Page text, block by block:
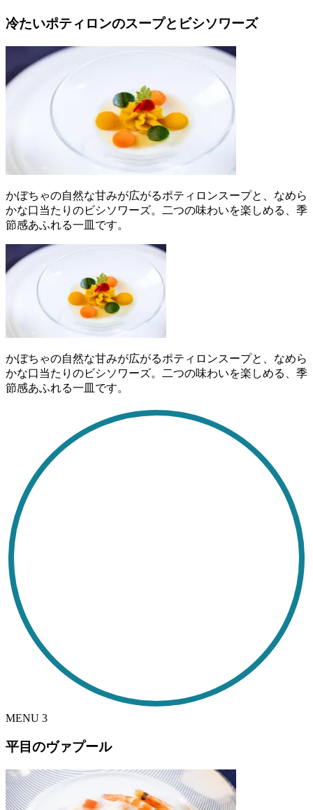
冷たいポティロンのスープとビシソワーズ
かぼちゃの自然な甘みが広がるポティロンスープと、なめら
かな口当たりのビシソワーズ。二つの味わいを楽しめる、季
節感あふれる一皿です。
かぼちゃの自然な甘みが広がるポティロンスープと、なめら
かな口当たりのビシソワーズ。二つの味わいを楽しめる、季
節感あふれる一皿です。
MENU 3
平目のヴァプール